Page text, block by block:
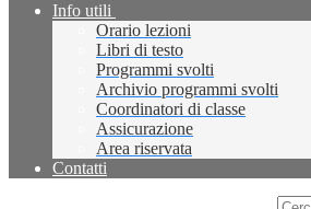
Info utili
Orario lezioni
Libri di testo
Programmi svolti
Archivio programmi svolti
Coordinatori di classe
Assicurazione
Area riservata
Contatti